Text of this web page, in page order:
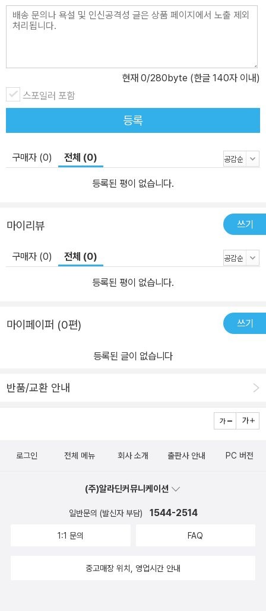
현재 0/280byte (한글 140자 이내)
스포일러 포함
등록
구매자 (0) 전체 (0)
등록된 평이 없습니다.
마이리뷰 쓰기
구매자 (0) 전체 (0)
등록된 평이 없습니다.
마이페이퍼 (0편) 쓰기
등록된 글이 없습니다
반품/교환 안내
로그인 전체 메뉴 회사 소개 출판사 안내 PC 버전
(주)알라딘커뮤니케이션
일반문의 (발신자 부담) 1544-2514
1:1 문의 FAQ
중고매장 위치, 영업시간 안내